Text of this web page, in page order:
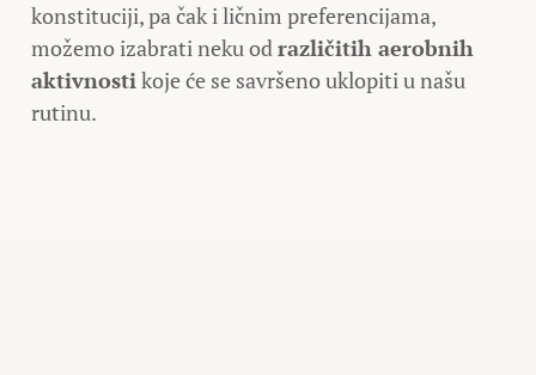
konstituciji, pa čak i ličnim preferencijama,
možemo izabrati neku odrazličitih aerobnih
aktivnostikoje će se savršeno uklopiti u našu
rutinu.